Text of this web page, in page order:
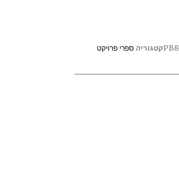
PB8קטגוריה ספרי פרויקט